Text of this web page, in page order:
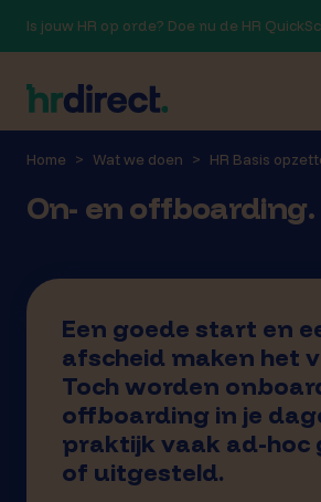
Is jouw HR op orde? Doe nu de HR
Home Wat we doen HR Basis
On- en offboarding.
Een goede start en
afscheid maken het
Toch worden
offboarding in je
praktijk vaak ad-hoc
of uitgesteld.